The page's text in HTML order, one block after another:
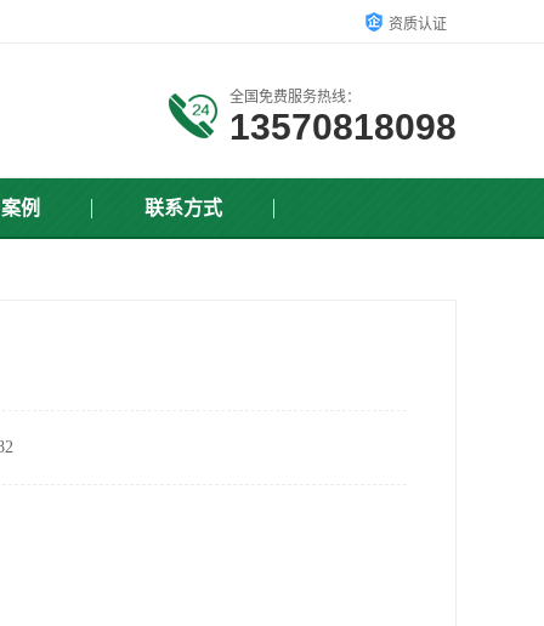
资质认证
全国免费服务热线：
13570818098
例 联系方式